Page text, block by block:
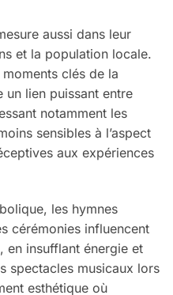
aussi dans leur
et la population locale.
clés de la
lien puissant entre
notamment les
sensibles à l’aspect
aux expériences
les hymnes
cérémonies influencent
en insufflant énergie et
spectacles musicaux lors
esthétique où